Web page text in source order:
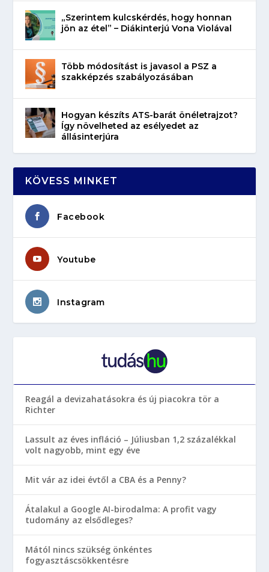
„Szerintem kulcskérdés, hogy honnan
jön az étel” – Diákinterjú Vona Violával
Több módosítást is javasol a PSZ a
szakképzés szabályozásában
Hogyan készíts ATS-barát önéletrajzot?
Így növelheted az esélyedet az
állásinterjúra
KÖVESS MINKET
Facebook
Youtube
Instagram
Reagál a devizahatásokra és új piacokra tör a
Richter
Lassult az éves infláció – Júliusban 1,2 százalékkal
volt nagyobb, mint egy éve
Mit vár az idei évtől a CBA és a Penny?
Átalakul a Google AI-birodalma: A profit vagy
tudomány az elsődleges?
Mától nincs szükség önkéntes
fogyasztáscsökkentésre